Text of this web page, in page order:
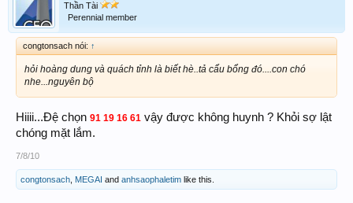
Thần Tài
Perennial member
congtonsach nói: ↑
hỏi hoàng dung và quách tỉnh là biết hè..tả cẩu bổng đó....con chó
nhe...nguyên bộ
Hiiii...Đệ chọn 91 19 16 61 vậy được không huynh ? Khỏi sợ lật
chóng mặt lắm.
7/8/10
congtonsach MEGAI and anhsaophaletim like this.